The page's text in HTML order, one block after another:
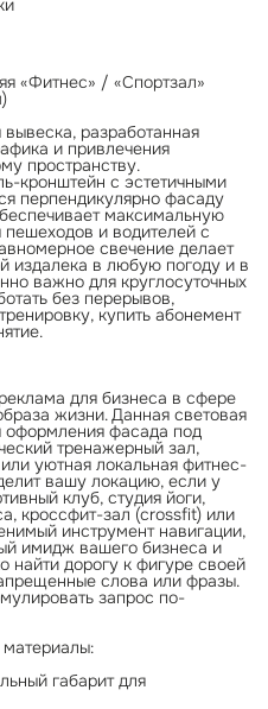
«Фитнес» / «Спортзал»
разработанная
и привлечения
пространству.
кронштейн с эстетичными
перпендикулярно фасаду
максимальную
и водителей с
свечение делает
издалека в любую погоду и в
важно для круглосуточных
без перерывов,
купить абонемент
для бизнеса в сфере
жизни. Данная световая
оформления фасада под
тренажерный зал,
уютная локальная фитнес-
вашу локацию, если у
клуб, студия йоги,
кроссфит-зал (crossfit) или
инструмент навигации,
имидж вашего бизнеса и
найти дорогу к фигуре своей
слова или фразы.
запрос по-
материалы:
габарит для